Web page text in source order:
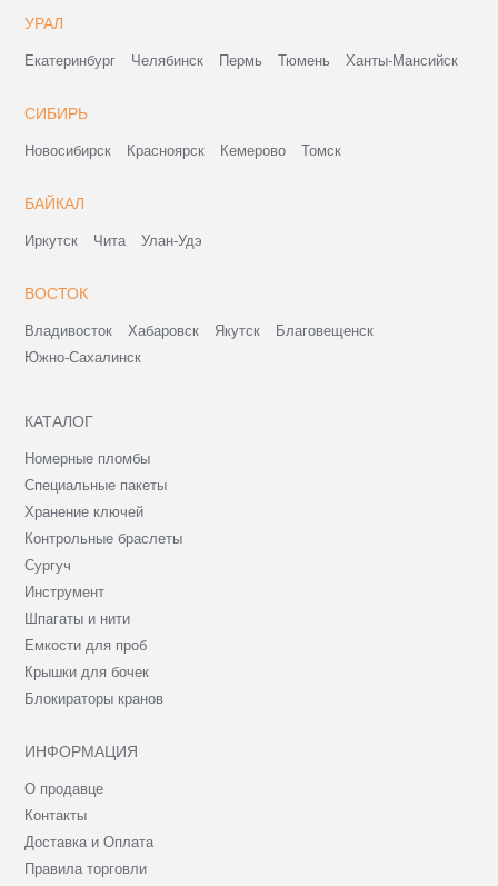
УРАЛ
Екатеринбург Челябинск Пермь Тюмень Ханты-Мансийск
СИБИРЬ
Новосибирск Красноярск Кемерово Томск
БАЙКАЛ
Иркутск Чита Улан-Удэ
ВОСТОК
Владивосток Хабаровск Якутск
Благовещенск
Южно-Сахалинск
КАТАЛОГ
Номерные пломбы
Специальные пакеты
Хранение ключей
Контрольные браслеты
Сургуч
Инструмент
Шпагаты и нити
Емкости для проб
Крышки для бочек
Блокираторы кранов
ИНФОРМАЦИЯ
О продавце
Контакты
Доставка и Оплата
Правила торговли